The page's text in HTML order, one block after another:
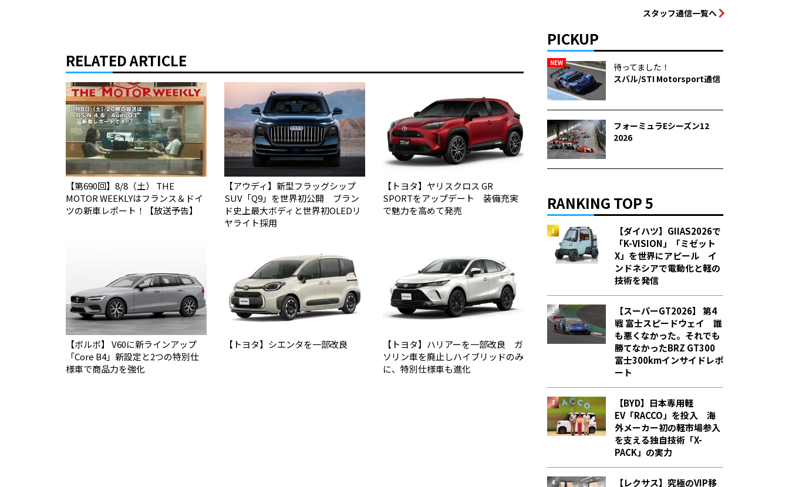
RELATED ARTICLE
【第690回】8/8（土） THE
MOTOR WEEKLYはフランス＆ドイ
ツの新車レポート！【放送予告】
【アウディ】新型フラッグシップ
SUV「Q9」を世界初公開 ブラン
ド史上最大ボディと世界初OLEDリ
ヤライト採用
【トヨタ】ヤリスクロス GR
SPORTをアップデート 装備充実
で魅力を高めて発売
【ボルボ】 V60に新ラインアップ
「Core B4」新設定と2つの特別仕
様車で商品力を強化
【トヨタ】シエンタを一部改良
【トヨタ】ハリアーを一部改良 ガ
ソリン車を廃止しハイブリッドのみ
に、特別仕様車も進化
スタッフ通信一覧へ
PICKUP
NEW
待ってました！
スバル/STI Motorsport通信
フォーミュラEシーズン12
2026
RANKING TOP 5
【ダイハツ】GIIAS2026で
「K-VISION」「ミゼット
X」を世界にアピール イ
ンドネシアで電動化と軽の
技術を発信
【スーパーGT2026】 第4
戦 富士スピードウェイ 誰
も悪くなかった。それでも
勝てなかった――BRZ GT300
富士300kmインサイドレポ
ート
【BYD】日本専用軽
EV「RACCO」を投入 海
外メーカー初の軽市場参入
を支える独自技術「X-
PACK」の実力
【レクサス】究極のVIP移